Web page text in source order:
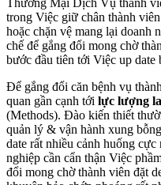
Thương Mại Dịch Vụ thành
trong Việc giữ chân thành
hoặc chặn vệ mang lại doanh
chế để gắng đổi mong chờ
bước đầu tiên tới Việc up date
Để gắng đổi căn bệnh vụ
quan gần cạnh tới lực lượng
(Methods). Đào kiến thiết
quản lý & vận hành xung
date rất nhiều cảnh huống
nghiệp cần cẩn thận Việc
đổi mong chờ thành viên đặt